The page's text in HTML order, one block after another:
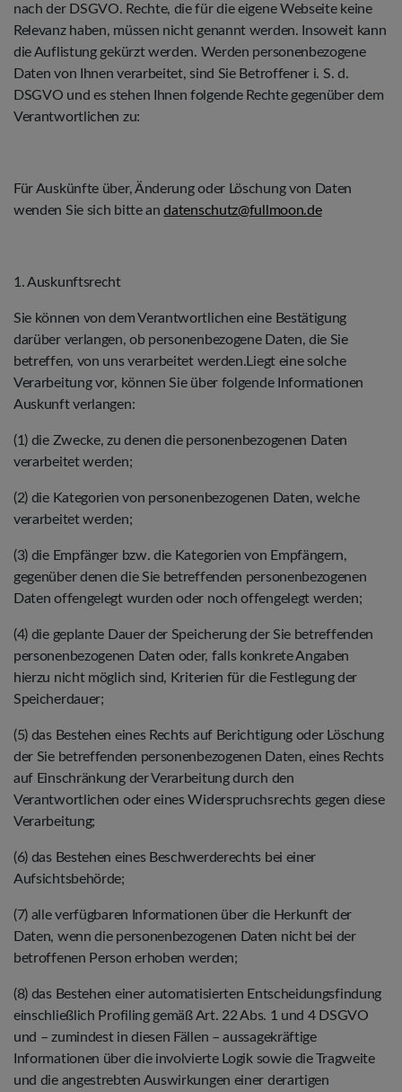
nach der DSGVO. Rechte, die für die eigene Webseite keine
Relevanz haben, müssen nicht genannt werden. Insoweit kann
die Auflistung gekürzt werden. Werden personenbezogene
Daten von Ihnen verarbeitet, sind Sie Betroffener i. S. d.
DSGVO und es stehen Ihnen folgende Rechte gegenüber dem
Verantwortlichen zu:
Für Auskünfte über, Änderung oder Löschung von Daten
wenden Sie sich bitte andatenschutz@fullmoon.de
1. Auskunftsrecht
Sie können von dem Verantwortlichen eine Bestätigung
darüber verlangen, ob personenbezogene Daten, die Sie
betreffen, von uns verarbeitet werden.Liegt eine solche
Verarbeitung vor, können Sie über folgende Informationen
Auskunft verlangen:
(1) die Zwecke, zu denen die personenbezogenen Daten
verarbeitet werden;
(2) die Kategorien von personenbezogenen Daten, welche
verarbeitet werden;
(3) die Empfänger bzw. die Kategorien von Empfängern,
gegenüber denen die Sie betreffenden personenbezogenen
Daten offengelegt wurden oder noch offengelegt werden;
(4) die geplante Dauer der Speicherung der Sie betreffenden
personenbezogenen Daten oder, falls konkrete Angaben
hierzu nicht möglich sind, Kriterien für die Festlegung der
Speicherdauer;
(5) das Bestehen eines Rechts auf Berichtigung oder Löschung
der Sie betreffenden personenbezogenen Daten, eines Rechts
auf Einschränkung der Verarbeitung durch den
Verantwortlichen oder eines Widerspruchsrechts gegen diese
Verarbeitung;
(6) das Bestehen eines Beschwerderechts bei einer
Aufsichtsbehörde;
(7) alle verfügbaren Informationen über die Herkunft der
Daten, wenn die personenbezogenen Daten nicht bei der
betroffenen Person erhoben werden;
(8) das Bestehen einer automatisierten Entscheidungsfindung
einschließlich Profiling gemäß Art. 22 Abs. 1 und 4 DSGVO
und – zumindest in diesen Fällen – aussagekräftige
Informationen über die involvierte Logik sowie die Tragweite
und die angestrebten Auswirkungen einer derartigen